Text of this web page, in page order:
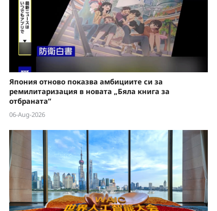
Япония отново показва амбициите си за
ремилитаризация в новата „Бяла книга за
отбраната“
06-Aug-2026